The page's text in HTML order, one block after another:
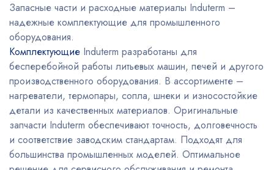
Запасные части и расходные материалы Induterm –
надежные комплектующие для промышленного
оборудования.
Комплектующие Induterm разработаны для
бесперебойной работы литьевых машин, печей и другого
производственного оборудования. В ассортименте –
нагреватели, термопары, сопла, шнеки и износостойкие
детали из качественных материалов. Оригинальные
запчасти Induterm обеспечивают точность, долговечность
и соответствие заводским стандартам. Подходят для
большинства промышленных моделей. Оптимальное